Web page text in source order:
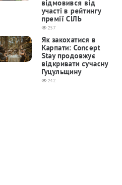
відмовився від
участі в рейтингу
премії СІЛЬ
257
Як закохатися в
Карпати: Concept
Stay продовжує
відкривати сучасну
Гуцульщину
242